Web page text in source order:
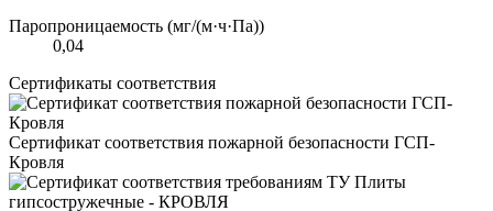
Паропроницаемость (мг/(м·ч·Па))
0,04
Сертификаты соответствия
Сертификат соответствия пожарной безопасности ГСП-
Кровля